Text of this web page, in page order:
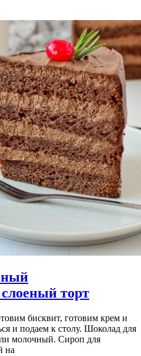
торт
бисквит, готовим крем и
и подаем к столу. Шоколад для
молочный. Сироп для
на